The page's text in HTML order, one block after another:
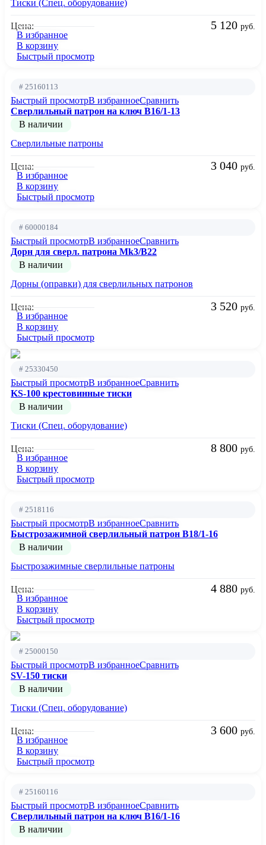
Тиски (Спец. оборудование)
Цена: 5 120 руб.
В избранное
В корзину
Быстрый просмотр
# 25160113
Быстрый просмотрВ избранноеСравнить
Сверлильный патрон на ключ B16/1-13
В наличии
Сверлильные патроны
Цена: 3 040 руб.
В избранное
В корзину
Быстрый просмотр
# 60000184
Быстрый просмотрВ избранноеСравнить
Дорн для сверл. патрона Mk3/B22
В наличии
Дорны (оправки) для сверлильных патронов
Цена: 3 520 руб.
В избранное
В корзину
Быстрый просмотр
# 25330450
Быстрый просмотрВ избранноеСравнить
KS-100 крестовинные тиски
В наличии
Тиски (Спец. оборудование)
Цена: 8 800 руб.
В избранное
В корзину
Быстрый просмотр
# 2518116
Быстрый просмотрВ избранноеСравнить
Быстрозажимной сверлильный патрон B18/1-16
В наличии
Быстрозажимные сверлильные патроны
Цена: 4 880 руб.
В избранное
В корзину
Быстрый просмотр
# 25000150
Быстрый просмотрВ избранноеСравнить
SV-150 тиски
В наличии
Тиски (Спец. оборудование)
Цена: 3 600 руб.
В избранное
В корзину
Быстрый просмотр
# 25160116
Быстрый просмотрВ избранноеСравнить
Сверлильный патрон на ключ B16/1-16
В наличии